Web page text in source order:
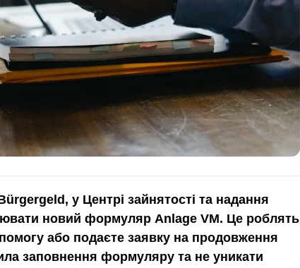
у Центрі зайнятості та надання
новий формуляр Anlage VM. Це роблять
або подаєте заявку на продовження
заповнення формуляру та не уникати